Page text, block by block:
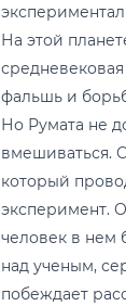
На этой
фальшь и
Но Румата не
вмешиваться.
который
эксперимент.
человек в нем
над ученым,
побеждает